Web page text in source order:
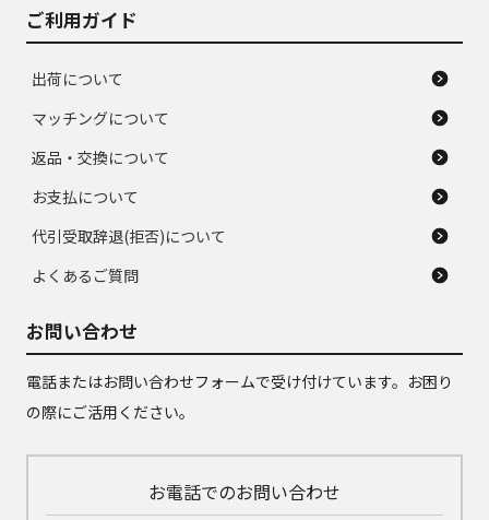
ご利用ガイド
出荷について
マッチングについて
返品・交換について
お支払について
代引受取辞退(拒否)について
よくあるご質問
お問い合わせ
電話またはお問い合わせフォームで受け付けています。お困り
の際にご活用ください。
お電話でのお問い合わせ